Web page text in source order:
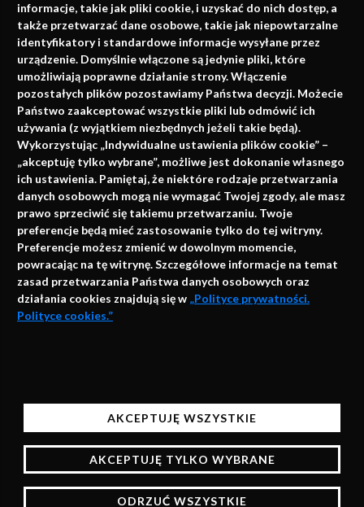
informacje, takie jak pliki cookie, i uzyskać do nich dostęp, a
także przetwarzać dane osobowe, takie jak niepowtarzalne
identyfikatory i standardowe informacje wysyłane przez
urządzenie. Domyślnie włączone są jedynie pliki, które
umożliwiają poprawne działanie strony. Włączenie
pozostałych plików pozostawiamy Państwa decyzji. Możecie
Państwo zaakceptować wszystkie pliki lub odmówić ich
używania (z wyjątkiem niezbędnych jeżeli takie będą).
Wykorzystując „Indywidualne ustawienia plików cookie” –
„akceptuję tylko wybrane”, możliwe jest dokonanie własnego
ich ustawienia. Pamiętaj, że niektóre rodzaje przetwarzania
danych osobowych mogą nie wymagać Twojej zgody, ale masz
prawo sprzeciwić się takiemu przetwarzaniu. Twoje
preferencje będą mieć zastosowanie tylko do tej witryny.
Preferencje możesz zmienić w dowolnym momencie,
powracając na tę witrynę. Szczegółowe informacje na temat
zasad przetwarzania Państwa danych osobowych oraz
działania cookies znajdują się w „Polityce prywatności.
Polityce cookies.”
AKCEPTUJĘ WSZYSTKIE
AKCEPTUJĘ TYLKO WYBRANE
ODRZUĆ WSZYSTKIE
Napisz do nas
info@faktymedyczne.pl
ul. Towarowa 2
43-460 Wisła
Redakcja medyczna:
ul. Wolności 338b
61-312 Poznań
Wsparcie:
automatycznego przechowywania danych do celów
statystycznych, realizacji usług i reklamowych.
Korzystając z naszych stron bez zmiany ustawień
przeglądarki będą one zapisane w pamięci urządzenia,
więcej informacji na temat zarządzania plikami
cookies znajdziesz w Polityce prywatności.